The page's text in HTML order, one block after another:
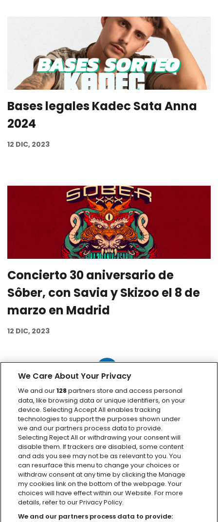
Bases legales Kadec Sata Anna
2024
12 DIC, 2023
Concierto 30 aniversario de
Sôber, con Savia y Skizoo el 8 de
marzo en Madrid
12 DIC, 2023
9 10 ... 8307 8308 ›
We Care About Your Privacy
We and our128partners store and access personal
data, like browsing data or unique identifiers, on your
device. Selecting Accept All enables tracking
technologies to support the purposes shown under
we and our partners process data to provide.
Selecting Reject All or withdrawing your consent will
disable them. If trackers are disabled, some content
and ads you see may not be as relevant to you. You
can resurface this menu to change your choices or
withdraw consent at any time by clicking the Manage
my cookies link on the bottom of the webpage. Your
choices will have effect within our Website. For more
details, refer to our Privacy Policy.
We and our partners process data to provide: